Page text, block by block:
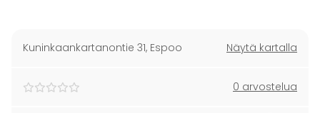
Kuninkaankartanontie 31, Espoo Näytä kartalla
0 arvostelua